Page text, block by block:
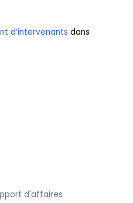
d’intervenants dans
d'affaires